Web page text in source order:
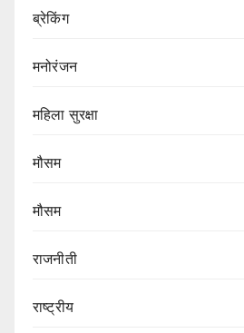
ब्रेकिंग
मनोरंजन
महिला सुरक्षा
मौसम
मौसम
राजनीती
राष्ट्रीय